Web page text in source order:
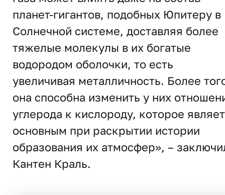
планет-гигантов, подобных Юпитеру в
Солнечной системе, доставляя более
тяжелые молекулы в их богатые
водородом оболочки, то есть
увеличивая металличность. Более
она способна изменить у них
углерода к кислороду, которое
основным при раскрытии истории
образования их атмосфер», –
Кантен Краль.